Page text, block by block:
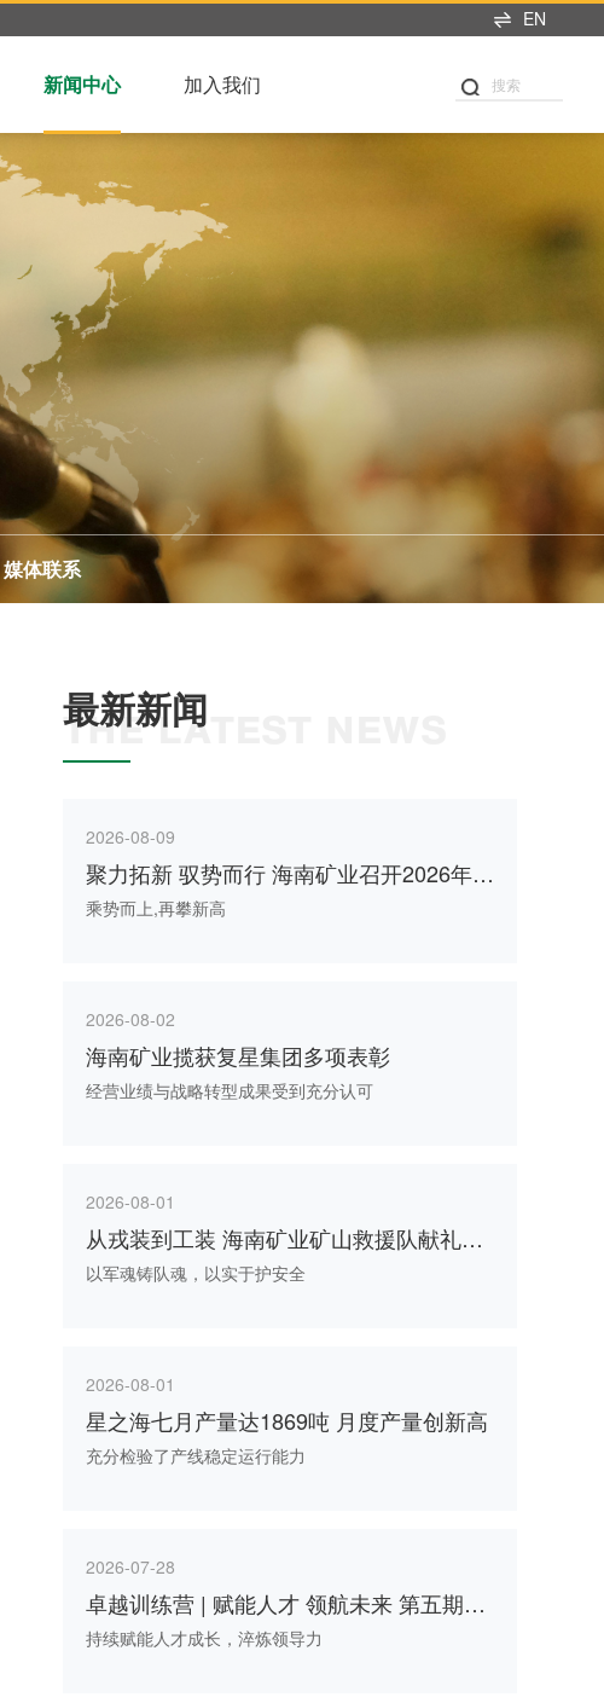
EN
新闻中心 加入我们 搜索
媒体联系
THE LATEST NEWS
最新新闻
2026-08-09
聚力拓新 驭势而行 海南矿业召开2026年中
期工作会议
乘势而上,再攀新高
2026-08-02
海南矿业揽获复星集团多项表彰
经营业绩与战略转型成果受到充分认可
2026-08-01
从戎装到工装 海南矿业矿山救援队献礼八
一
以军魂铸队魂，以实于护安全
2026-08-01
星之海七月产量达1869吨 月度产量创新高
充分检验了产线稳定运行能力
2026-07-28
卓越训练营 | 赋能人才 领航未来 第五期卓
越训练营第四次线下课程圆满举行
持续赋能人才成长，淬炼领导力